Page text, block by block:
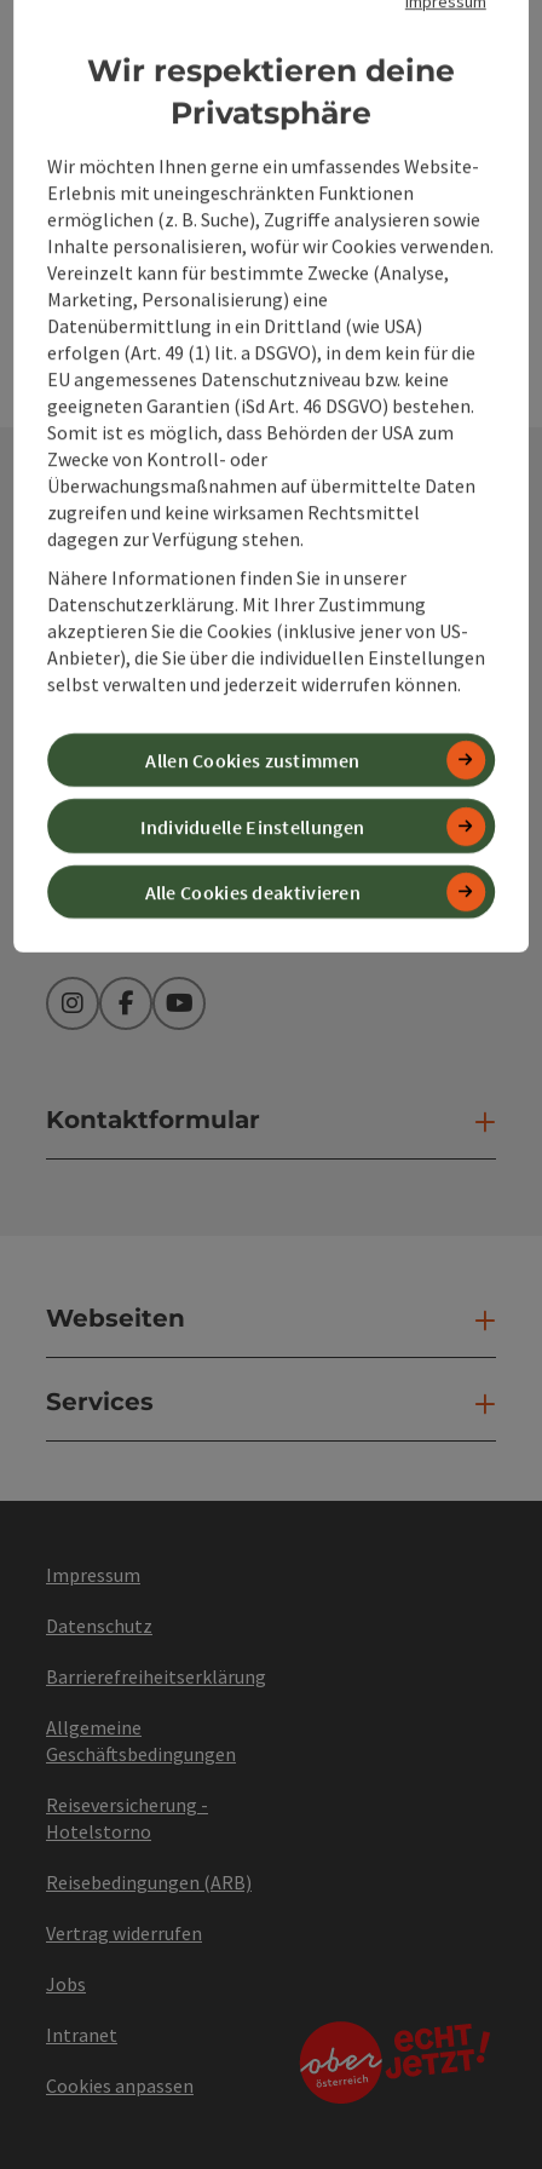
Sämtliche hauseigens produzierte Ziegenprodukte
werden bei einer jährlichen Überprüfung bewertet und
natürlich auch bakteriologisch untersucht. Produkte:
Ziegenfrischkäse, Ziegenbällchen mit verschiedenen
Kräutern, Ziegenkäserolle mit Paprikaschoten und
gehacktem Pfeffer u. Kürbiskernen,
Ziegentopfenaufstriche, Ziegenweichkäse in Folie oder
gewachst, Ziegenbällchen in Sonnenblumenöl,
Ziegenweichkäse in Sonnenblumenöl Saisonal (Frühjahr):
Kitzfleisch
Öffnungszeiten
DODonnerstag geöffnet
FEFeiertag geöffnet
Kontakt
Alpenland Tourismus GmbH
Bahnhofstraße 2
+43 50 360 360 360
info@360alpenland.com
InstagramFacebookYouTube
Kontaktformular
Webseiten
Services
Impressum
Datenschutz
Barrierefreiheitserklärung
Allgemeine
Geschäftsbedingungen
Reiseversicherung -
Hotelstorno
Reisebedingungen (ARB)
Vertrag widerrufen
Jobs
Intranet
Cookies anpassen
Wir respektieren deine
Privatsphäre
Wir möchten Ihnen gerne ein umfassendes Website-
Erlebnis mit uneingeschränkten Funktionen
ermöglichen (z. B. Suche), Zugriffe analysieren sowie
Inhalte personalisieren, wofür wir Cookies verwenden.
Vereinzelt kann für bestimmte Zwecke (Analyse,
Marketing, Personalisierung) eine
Datenübermittlung in ein Drittland (wie USA)
erfolgen (Art. 49 (1) lit. a DSGVO), in dem kein für die
EU angemessenes Datenschutzniveau bzw. keine
geeigneten Garantien (iSd Art. 46 DSGVO) bestehen.
Somit ist es möglich, dass Behörden der USA zum
Zwecke von Kontroll- oder
Überwachungsmaßnahmen auf übermittelte Daten
zugreifen und keine wirksamen Rechtsmittel
dagegen zur Verfügung stehen.
Nähere Informationen finden Sie in unserer
Datenschutzerklärung. Mit Ihrer Zustimmung
akzeptieren Sie die Cookies (inklusive jener von US-
Anbieter), die Sie über die individuellen Einstellungen
selbst verwalten und jederzeit widerrufen können.
Alle Cookies deaktivieren
Individuelle Einstellungen
Allen Cookies zustimmen